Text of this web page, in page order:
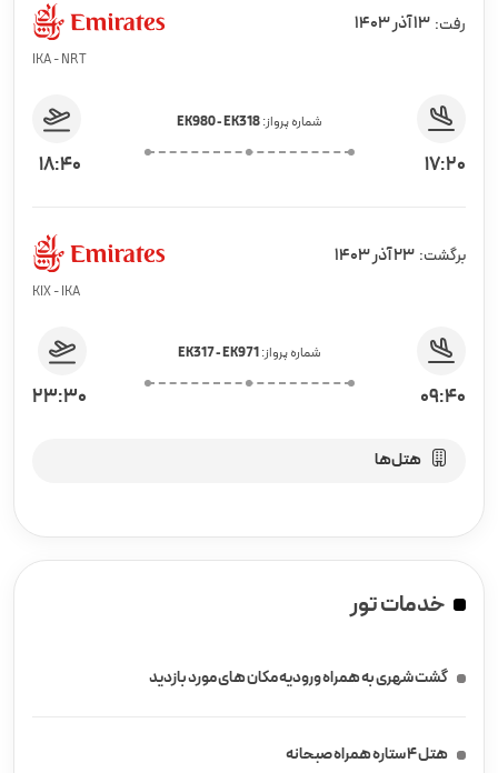
رفت: 13 آذر 1403
IKA - NRT
17:20
شماره پرواز:EK980 - EK318
18:40
برگشت: 23 آذر 1403
KIX - IKA
09:40
شماره پرواز:EK317 - EK971
23:30
هتل‌ها
خدمات تور
گشت شهری به همراه ورودیه مکان های مورد بازدید
هتل ۴ ستاره همراه صبحانه